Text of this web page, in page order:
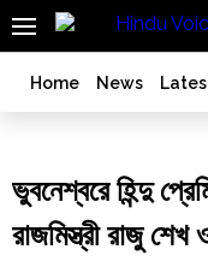
SEARCH
India
Bangladesh
World
History
Home News
ভুবনেশ্বরে হিন্দু
রাজমিস্ত্রী রাজু